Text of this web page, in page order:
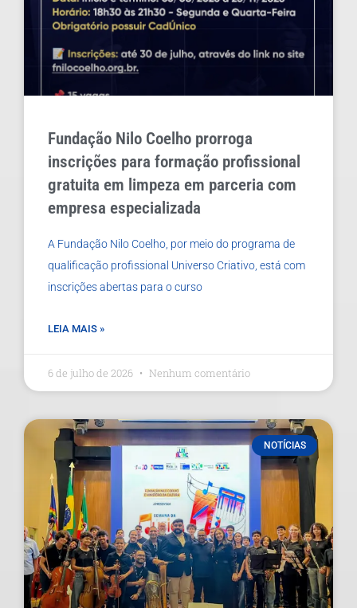
Fundação Nilo Coelho prorroga
inscrições para formação profissional
gratuita em limpeza em parceria com
empresa especializada
A Fundação Nilo Coelho, por meio do programa de
qualificação profissional Universo Criativo, está com
inscrições abertas para o curso
LEIA MAIS »
6 de julho de 2026 Nenhum comentário
NOTÍCIAS